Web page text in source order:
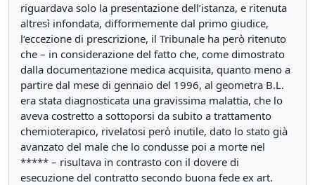
riguardava solo la presentazione dell’istanza, e ritenuta
altresì infondata, difformemente dal primo giudice,
l’eccezione di prescrizione, il Tribunale ha però ritenuto
che – in considerazione del fatto che, come dimostrato
dalla documentazione medica acquisita, quanto meno a
partire dal mese di gennaio del 1996, al geometra B.L.
era stata diagnosticata una gravissima malattia, che lo
aveva costretto a sottoporsi da subito a trattamento
chemioterapico, rivelatosi però inutile, dato lo stato già
avanzato del male che lo condusse poi a morte nel
***** – risultava in contrasto con il dovere di
esecuzione del contratto secondo buona fede ex art.